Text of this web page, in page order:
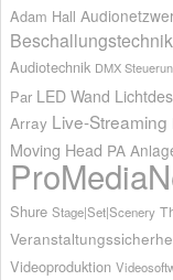
Adam Hall
Beschallungstechnik
Audiotechnik DMX
Par LED Wand
Array Live-Streaming
Moving Head PA
Shure Stage|Set|Scenery
Videoproduktion